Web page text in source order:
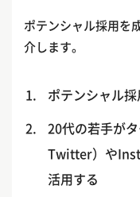
ポテンシャル採用を
介します。
ポテンシャル
20代の若手が
Twitter）や
活用する